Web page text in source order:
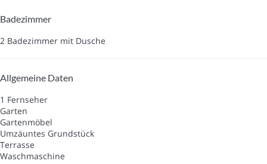
Badezimmer
2 Badezimmer mit Dusche
Allgemeine Daten
1 Fernseher
Garten
Gartenmöbel
Umzäuntes Grundstück
Terrasse
Waschmaschine